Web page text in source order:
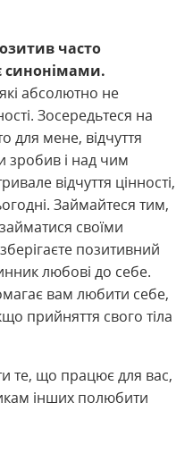
часто
синонімами.
абсолютно не
Зосередьтеся на
для мене, відчуття
зробив і над чим
відчуття цінності,
Займайтеся тим,
своїми
позитивний
любові до себе.
вам любити себе,
прийняття свого тіла
те, що працює для вас,
інших полюбити